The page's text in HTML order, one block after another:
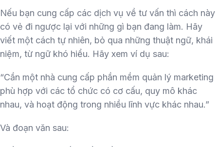
Nếu bạn cung cấp các dịch vụ về tư vấn thì cách này
có vẻ đi ngược lại với những gì bạn đang làm. Hãy
viết một cách tự nhiên, bỏ qua những thuật ngữ, khái
niệm, từ ngữ khó hiểu. Hãy xem ví dụ sau:
“Cần một nhà cung cấp phần mềm quản lý marketing
phù hợp với các tổ chức có cơ cấu, quy mô khác
nhau, và hoạt động trong nhiều lĩnh vực khác nhau.”
Và đoạn văn sau: